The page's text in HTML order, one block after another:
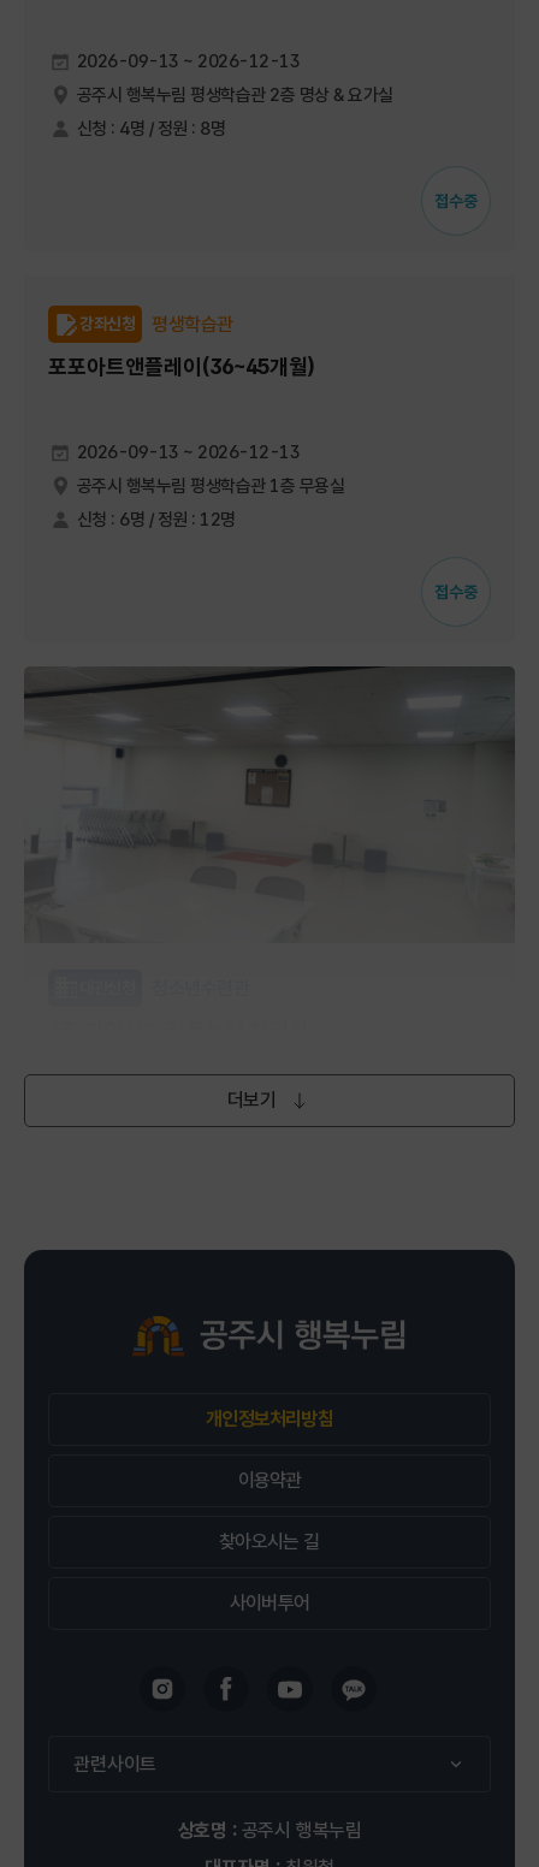
2026-09-13 ~ 2026-12-13
공주시 행복누림 평생학습관 2층 명상 & 요가실
신청 : 4명 / 정원 : 8명
접수중
강좌신청 평생학습관
포포아트앤플레이(36~45개월)
2026-09-13 ~ 2026-12-13
공주시 행복누림 평생학습관 1층 무용실
신청 : 6명 / 정원 : 12명
접수중
(토,일) 오전 9시~오후 6시
무료
포포아트앤플레이(26~36개월)
2026-09-13 ~ 2026-12-13
평생학습관
공주시 행복누림 평생학습관 2층 차&제빵실
더보기
개인정보처리방침
이용약관
찾아오시는 길
사이버투어
관련사이트
상호명 : 공주시 행복누림